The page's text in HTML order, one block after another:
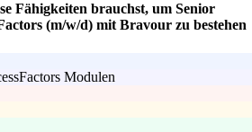
Fähigkeiten brauchst, um Senior
(m/w/d) mit Bravour zu bestehen
Modulen